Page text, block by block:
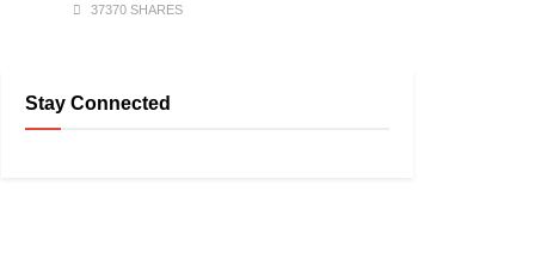
37370 SHARES
Stay Connected